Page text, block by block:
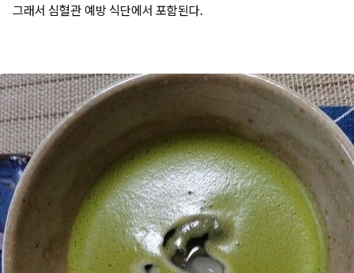
그래서 심혈관 예방 식단에서 포함된다.